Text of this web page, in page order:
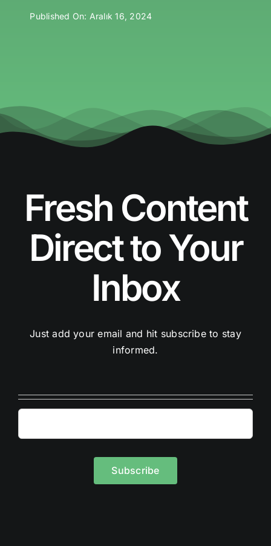
Published On: Aralık 16, 2024
Fresh Content
Direct to Your
Inbox
Just add your email and hit subscribe to stay
informed.
Subscribe